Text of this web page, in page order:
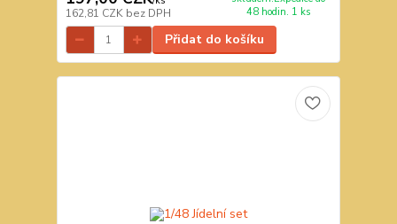
162,81 CZK bez DPH
48 hodin. 1 ks
Přidat do košíku